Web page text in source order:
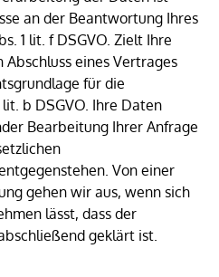
an der Beantwortung Ihres
1 lit. f DSGVO. Zielt Ihre
eines Vertrages
für die
b DSGVO. Ihre Daten
Bearbeitung Ihrer Anfrage
Von einer
gehen wir aus, wenn sich
lässt, dass der
geklärt ist.